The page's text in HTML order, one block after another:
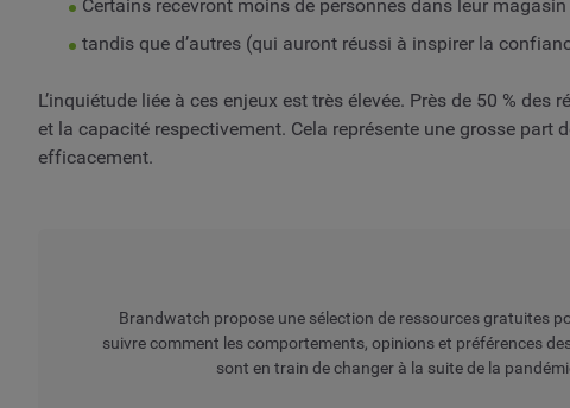
Certains recevront moins de personnes dans leur
tandis que d’autres (qui auront réussi à inspirer la
L’inquiétude liée à ces enjeux est très élevée. Près de 50 %
et la capacité respectivement. Cela représente une grosse
efficacement.
Brandwatch propose une sélection de ressources gratuites
suivre comment les comportements, opinions et préférences
sont en train de changer à la suite de la